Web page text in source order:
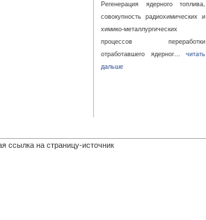
Регенерация ядерного топлива,
совокупность радиохимических и
химико-металлургических
процессов переработки
отработавшего ядерног… читать
дальше
ссылка на страницу-источник